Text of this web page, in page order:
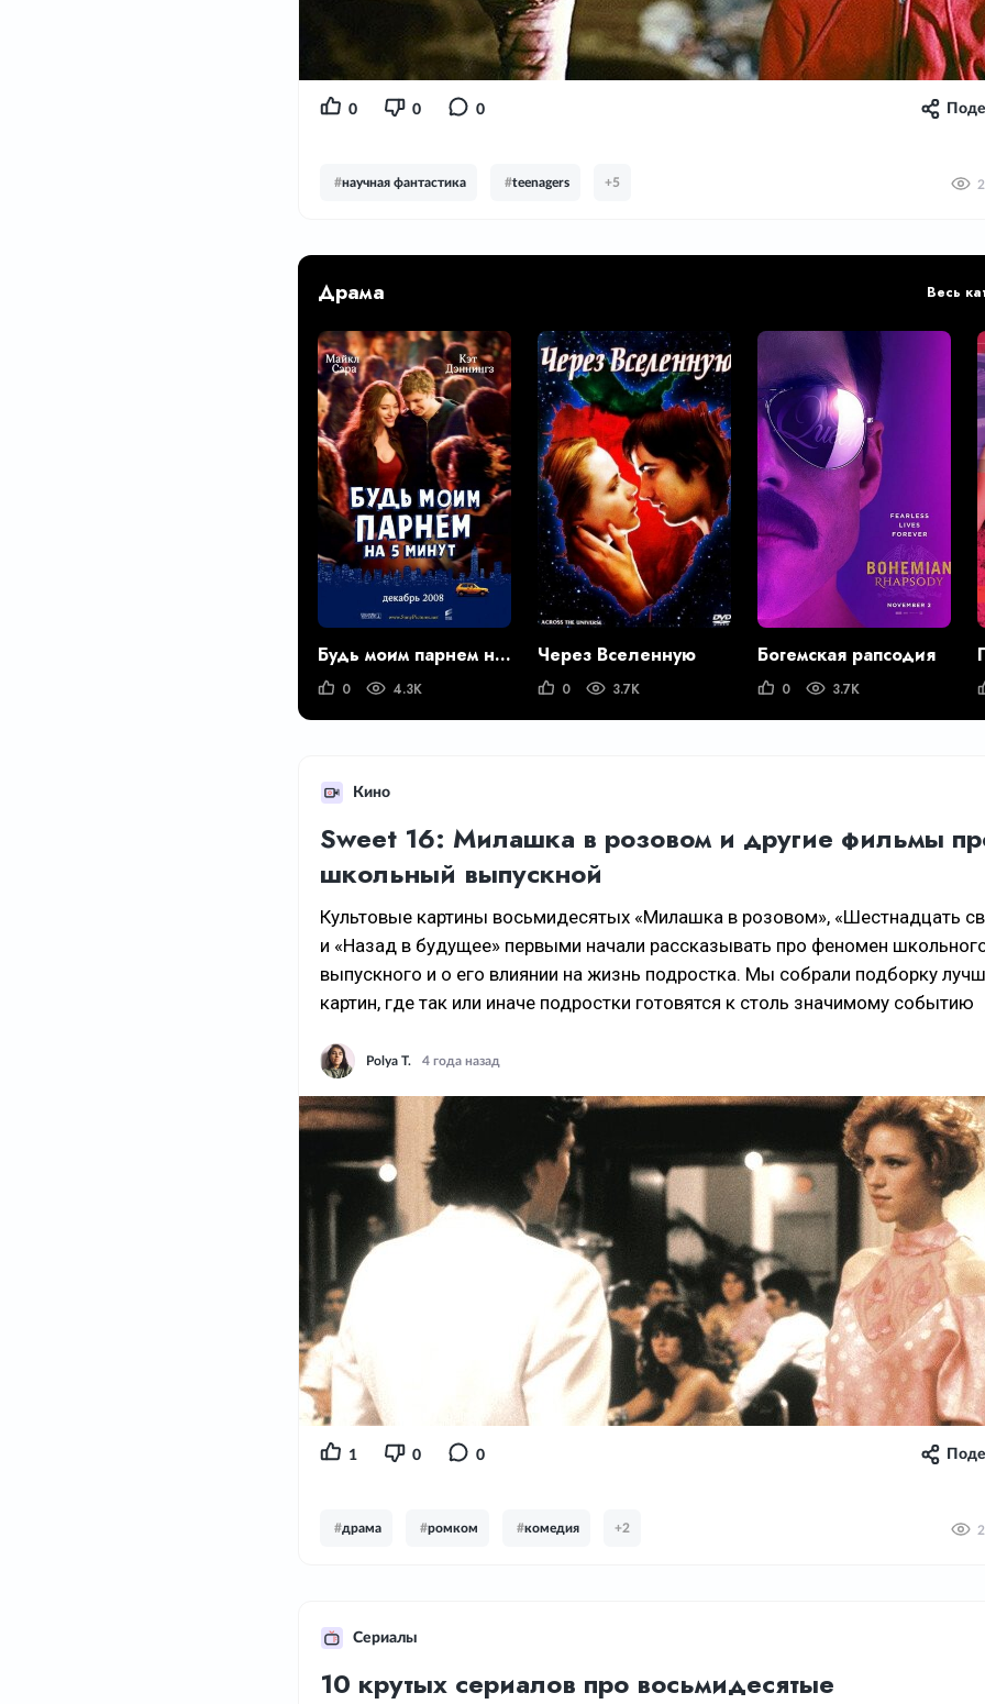
0 0 0
#научная фантастика #teenagers +5
Драма Весь
Будь моим парнем на пять минут
0 4.3K
Через Вселенную
0 3.7K
Богемская рапсодия
0 3.7K
Кино
Sweet 16: Милашка в розовом и другие фильмы
школьный выпускной
Культовые картины восьмидесятых «Милашка в розовом», «Шестнадцать
и «Назад в будущее» первыми начали рассказывать про феномен
выпускного и о его влиянии на жизнь подростка. Мы собрали подборку
картин, где так или иначе подростки готовятся к столь значимому событию
Polya T. 4 года назад
1 0 0
#драма #ромком #комедия +2
Сериалы
10 крутых сериалов про восьмидесятые